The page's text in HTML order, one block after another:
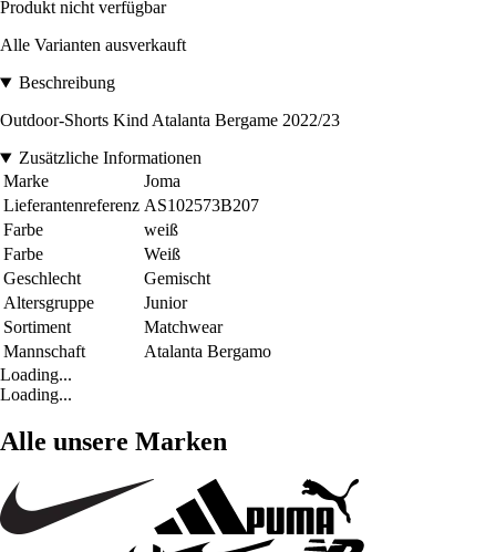
Produkt nicht verfügbar
Alle Varianten ausverkauft
Beschreibung
Outdoor-Shorts Kind Atalanta Bergame 2022/23
Zusätzliche Informationen
Marke
Joma
Lieferantenreferenz AS102573B207
Farbe
weiß
Farbe
Weiß
Geschlecht
Gemischt
Altersgruppe
Junior
Sortiment
Matchwear
Mannschaft
Atalanta Bergamo
Loading...
Loading...
Alle unsere Marken